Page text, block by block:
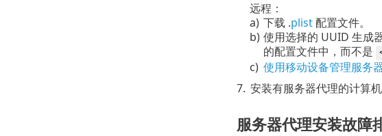
远程：
a) 下载 .plist配置文件。
b) 使用选择的 UUID 生成
的配置文件中，而不是
c) 使用移动设备管理服务
7. 安装有服务器代理的计算
服务器代理安装故障